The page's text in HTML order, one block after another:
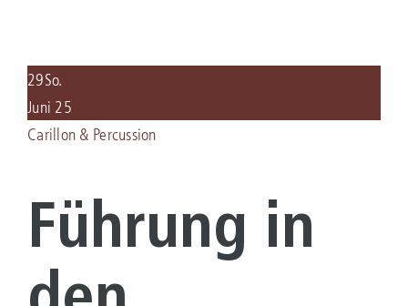
SERVICE
KONTAKT
29So.
Juni 25
Carillon & Percussion
Führung in